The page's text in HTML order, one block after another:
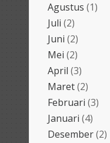
Agustus (1)
Juli (2)
Juni (2)
Mei (2)
April (3)
Maret(2)
Februari (3)
Januari (4)
Desember(2)